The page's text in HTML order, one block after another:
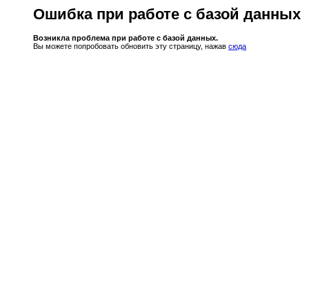
Ошибка при работе с базой данных
Возникла проблема при работе с базой данных.
Вы можете попробовать обновить эту страницу, нажав сюда